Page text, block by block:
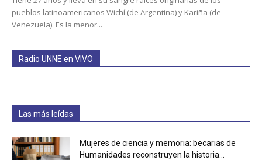
pueblos latinoamericanos Wichí (de Argentina) y Kariña (de
Venezuela). Es la menor...
Radio UNNE en VIVO
Las más leídas
Mujeres de ciencia y memoria: becarias de
Humanidades reconstruyen la historia...